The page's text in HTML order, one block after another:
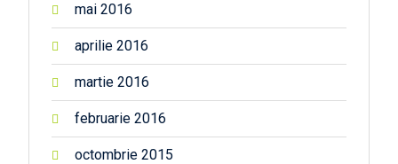
mai 2016
aprilie 2016
martie 2016
februarie 2016
octombrie 2015